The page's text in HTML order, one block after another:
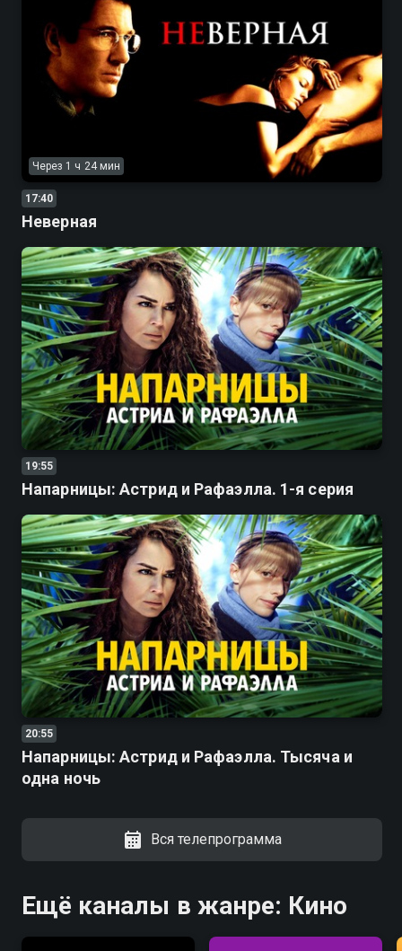
Через 1 ч 24 мин
17:40
Неверная
19:55
Напарницы: Астрид и Рафаэлла. 1-я серия
20:55
Напарницы: Астрид и Рафаэлла. Тысяча и
одна ночь
Вся телепрограмма
Ещё каналы в жанре: Кино